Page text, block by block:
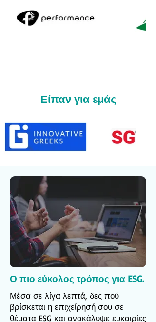
Είπαν για εμάς
Ο πιο εύκολος τρόπος για ESG.
Μέσα σε λίγα λεπτά, δες πού
βρίσκεται η επιχείρησή σου σε
θέματα ESG και ανακάλυψε ευκαιρίες